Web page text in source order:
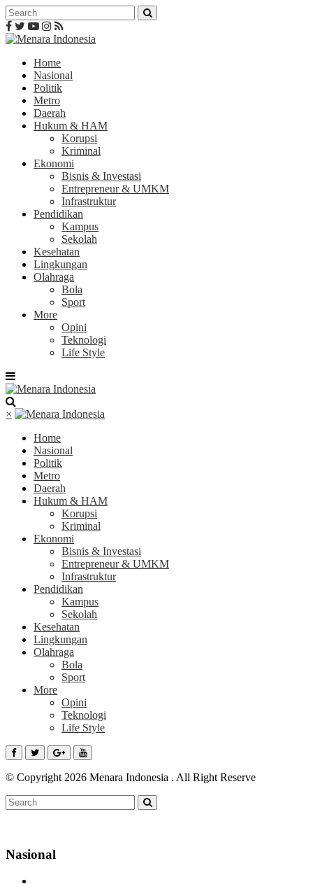
Home
Nasional
Politik
Metro
Daerah
Hukum & HAM
Korupsi
Kriminal
Ekonomi
Bisnis & Investasi
Entrepreneur & UMKM
Infrastruktur
Pendidikan
Kampus
Sekolah
Kesehatan
Lingkungan
Olahraga
Bola
Sport
More
Opini
Teknologi
Life Style
×
Home
Nasional
Politik
Metro
Daerah
Hukum & HAM
Korupsi
Kriminal
Ekonomi
Bisnis & Investasi
Entrepreneur & UMKM
Infrastruktur
Pendidikan
Kampus
Sekolah
Kesehatan
Lingkungan
Olahraga
Bola
Sport
More
Opini
Teknologi
Life Style
© Copyright 2026 Menara Indonesia . All Right Reserve
Nasional